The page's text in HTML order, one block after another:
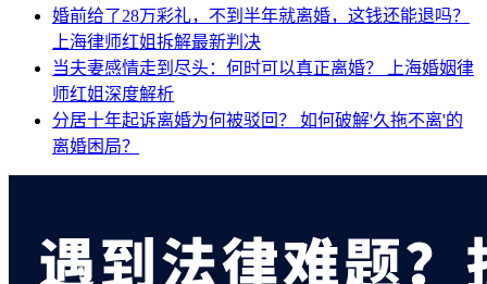
婚前给了28万彩礼，不到半年就离婚，这钱还能退吗？
上海律师红姐拆解最新判决
当夫妻感情走到尽头：何时可以真正离婚？
上海婚姻律
师红姐深度解析
分居十年起诉离婚为何被驳回？ 如何破解'久拖不离'的
离婚困局？